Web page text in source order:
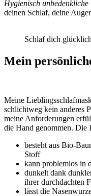
Hygienisch unbedenkliche
deinen Schlaf, deine
Schlaf dich
Mein
Meine
schlichtweg kein anderes
meine Anforderungen
die Hand genommen. Die
besteht aus Bio-
Stoff
kann problemlos in
dunkelt dank
ihrer durchdachten
lässt die